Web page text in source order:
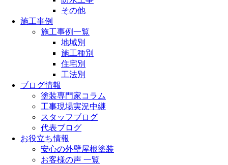
その他
施工事例
施工事例一覧
地域別
施工種別
住宅別
工法別
ブログ情報
塗装専門家コラム
工事現場実況中継
スタッフブログ
代表ブログ
お役立ち情報
安心の外壁屋根塗装
お客様の声 一覧